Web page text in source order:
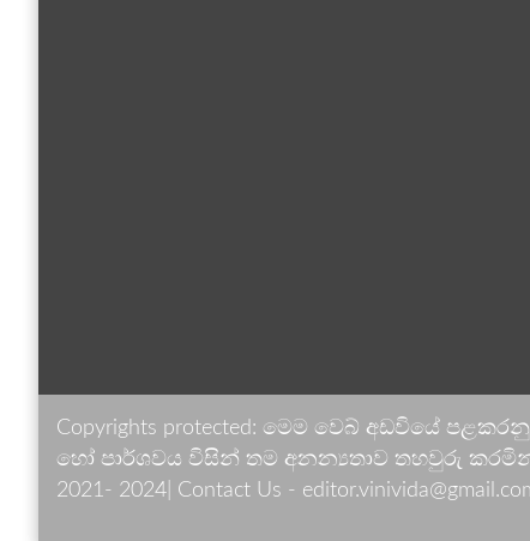
Copyrights protected: මෙම වෙබ් අඩවියේ
හෝ පාර්ශවය විසින් තම අනන්‍යතාව තහවුරු කරමින්
2021- 2024| Contact Us -